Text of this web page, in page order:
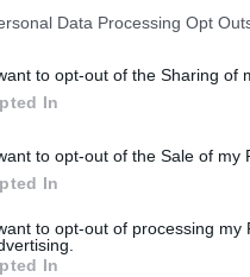
Data Processing Opt
to opt-out of the Sharing of
In
to opt-out of the Sale of my
In
to opt-out of processing my
In